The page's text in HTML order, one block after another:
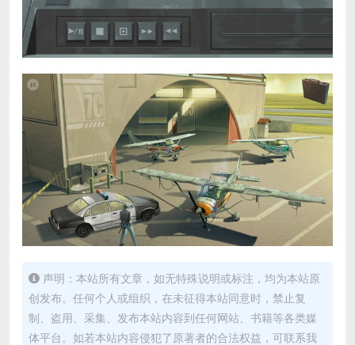
声明：本站所有文章，如无特殊说明或标注，均为本站原
创发布。任何个人或组织，在未征得本站同意时，禁止复
制、盗用、采集、发布本站内容到任何网站、书籍等各类媒
体平台。如若本站内容侵犯了原著者的合法权益，可联系我